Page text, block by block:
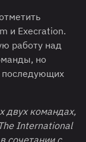
и Execration.
работу над
но
последующих
двух командах,
The International